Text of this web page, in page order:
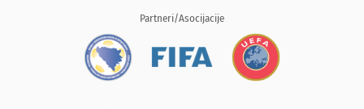
Partneri/Asocijacije